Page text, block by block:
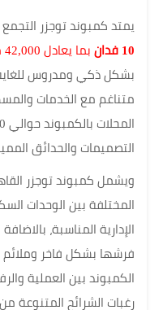
يمتد كمبوند توجزر
10 فدان
بما يعادل 42,000 متر مربع
بشكل ذكي ومدروس
متناغم مع الخدمات
التصميمات والحدائق
ويشمل كمبوند توجزر
المختلفة بين الوحدات
الإدارية المناسبة،
فرشها بشكل فاخر وملائم
الكمبوند بين العملية
رغبات الشرائح المتنوعة